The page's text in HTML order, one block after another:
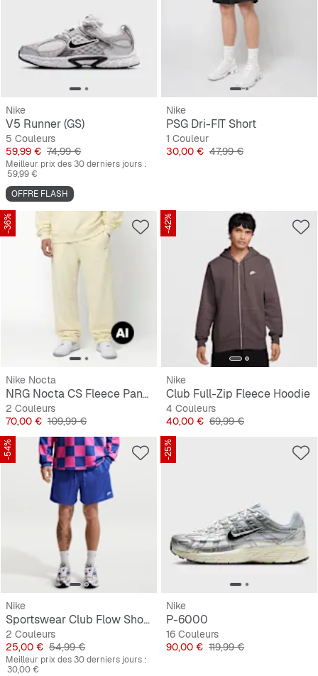
Nike
V5 Runner (GS)
5 Couleurs
Prix
59,99 € Prix original
74,99 €
Meilleur prix des 30 derniers jours :
59,99 €
OFFRE FLASH
Nike
PSG Dri-FIT Short
1 Couleur
Prix
30,00 € Prix original
47,99 €
-36%
Nike Nocta
NRG Nocta CS Fleece Pant OH
2 Couleurs
Prix
70,00 € Prix original
109,99 €
-42%
Nike
Club Full-Zip Fleece Hoodie
4 Couleurs
Prix
40,00 € Prix original
69,99 €
-54%
Nike
Sportswear Club Flow Shorts
2 Couleurs
Prix
25,00 € Prix original
54,99 €
Meilleur prix des 30 derniers jours :
30,00 €
-25%
Nike
P-6000
16 Couleurs
Prix
90,00 € Prix original
119,99 €